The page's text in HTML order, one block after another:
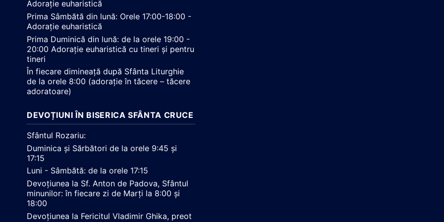
Adorație euharistică
Prima Sâmbătă din lună: Orele 17:00-18:00 -
Adorație euharistică
Prima Duminică din lună: de la orele 19:00 -
20:00 Adorație euharistică cu tineri și pentru
tineri
În fiecare dimineață după Sfânta Liturghie
de la orele 8:00 (adorație în tăcere – tăcere
adoratoare)
DEVOȚIUNI ÎN BISERICA SFÂNTA CRUCE
Sfântul Rozariu:
Duminica și Sărbători de la orele 9:45 și
17:15
Luni - Sâmbătă: de la orele 17:15
Devoțiunea la Sf. Anton de Padova, Sfântul
minunilor: în fiecare zi de Marți la 8:00 și
18:00
Devoțiunea la Fericitul Vladimir Ghika, preot